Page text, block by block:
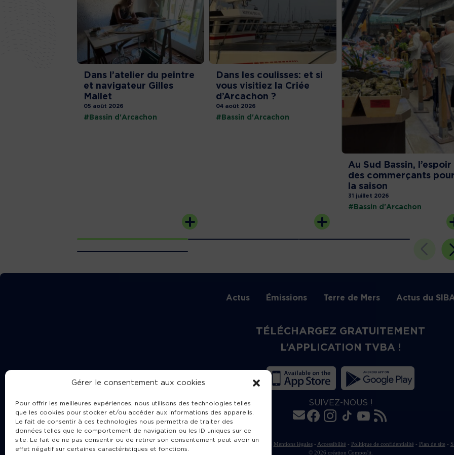
Gérer le consentement aux cookies
Pour offrir les meilleures expériences, nous utilisons des technologies telles
que les cookies pour stocker et/ou accéder aux informations des appareils.
Le fait de consentir à ces technologies nous permettra de traiter des
données telles que le comportement de navigation ou les ID uniques sur ce
site. Le fait de ne pas consentir ou de retirer son consentement peut avoir un
effet négatif sur certaines caractéristiques et fonctions.
Dans l’atelier du peintre
et navigateur Gilles
Mallet
05 août 2026
#Bassin d'Arcachon
Dans les coulisses: et si
vous visitiez la Criée
d’Arcachon ?
04 août 2026
#Bassin d'Arcachon
Au Sud Bassin, l’espoir
des commerçants
la saison
31 juillet 2026
#Bassin d'Arcachon
Actus Émissions Terre de Mers Actus du
TÉLÉCHARGEZ GRATUITEMENT
L’APPLICATION TVBA !
SUIVEZ-NOUS !
Charte de publication Mentions légales- Accessibilité- Politique de confidentialité- Plan de site-
© 2026 création Compos'it.